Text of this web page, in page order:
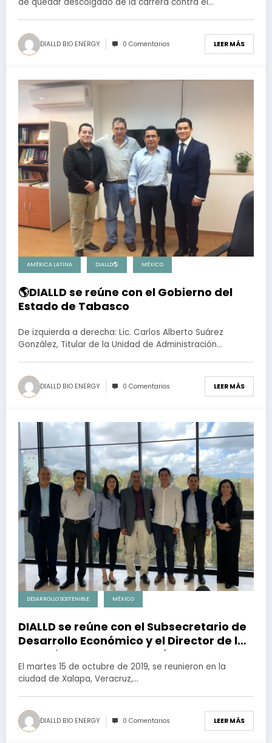
DIALLD BIO ENERGY 0 Comentarios LEER MÁS
AMÉRICA LATINA DIALLD🌎 MÉXICO
🌎DIALLD se reúne con el Gobierno del
Estado de Tabasco
De izquierda a derecha: Lic. Carlos Alberto Suárez
González, Titular de la Unidad de Administración…
DIALLD BIO ENERGY 0 Comentarios LEER MÁS
DESARROLLO SOSTENIBLE MÉXICO
DIALLD se reúne con el Subsecretario de
Desarrollo Económico y el Director de la
Agencia Estatal de Energía de Veracruz
El martes 15 de octubre de 2019, se reunieron en la
ciudad de Xalapa, Veracruz,…
DIALLD BIO ENERGY 0 Comentarios LEER MÁS